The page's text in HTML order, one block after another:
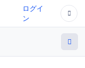
ログイ
ン